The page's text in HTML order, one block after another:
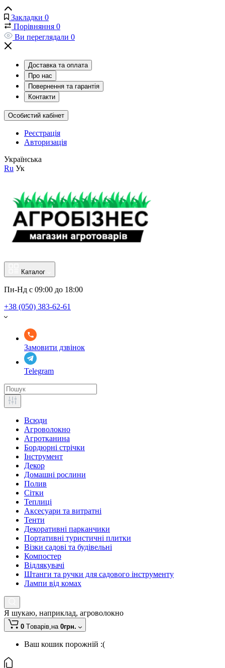
Закладки 0
Порівняння 0
Ви переглядали 0
Доставка та оплата
Про нас
Повернення та гарантія
Контакти
Особистий кабінет
Реєстрація
Авторизація
Українська
Ru Ук
Каталог
Пн-Нд с 09:00 до 18:00
+38 (050) 383-62-61
Замовити дзвінок
Telegram
Всюди
Агроволокно
Агротканина
Бордюрні стрічки
Інструмент
Декор
Домашні рослини
Полив
Сітки
Теплиці
Аксесуари та витратні
Тенти
Декоративні парканчики
Портативні туристичні плитки
Візки садові та будівельні
Компостер
Відлякувачі
Штанги та ручки для садового інструменту
Лампи від комах
Я шукаю, наприклад, агроволокно
0 Tоварів,на 0грн.
Ваш кошик порожній :(